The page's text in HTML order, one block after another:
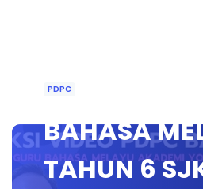
PDPC
BAHASA
TAHUN 6